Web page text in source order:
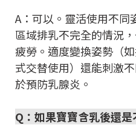
A：可以。靈活使用不同
區域排乳不完全的情況
疲勞。適度變換姿勢（
式交替使用）還能刺激
於預防乳腺炎。
Q：如果寶寶含乳後還